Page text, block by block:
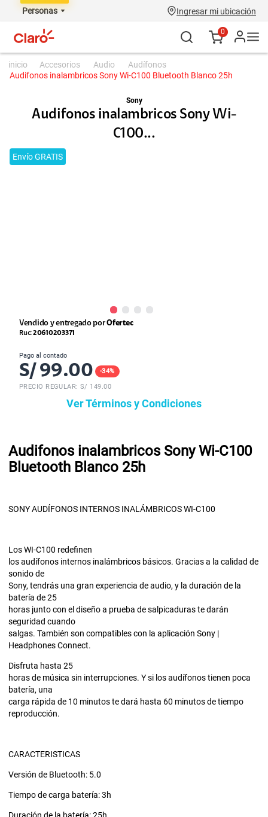
Personas Ingresar mi ubicación
0
accesorios audio
audífonos
Audifonos inalambricos Sony Wi-C100 Bluetooth Blanco 25h
Sony
Audifonos inalambricos Sony Wi-
C100...
Envío GRATIS
Vendido y entregado porOfertec
Ruc:20610203371
Pago al contado
S/ 99.00 -34%
PRECIO REGULAR: S/ 149.00
Ver Términos y Condiciones
Audifonos inalambricos Sony Wi-C100
Bluetooth Blanco 25h
SONY AUDÍFONOS INTERNOS INALÁMBRICOS WI-C100
Los WI-C100 redefinen
los audífonos internos inalámbricos básicos. Gracias a la calidad de
sonido de
Sony, tendrás una gran experiencia de audio, y la duración de la
batería de 25
horas junto con el diseño a prueba de salpicaduras te darán
seguridad cuando
salgas. También son compatibles con la aplicación Sony |
Headphones Connect.
Disfruta hasta 25
horas de música sin interrupciones. Y si los audífonos tienen poca
batería, una
carga rápida de 10 minutos te dará hasta 60 minutos de tiempo
reproducción.
CARACTERISTICAS
Versión de Bluetooth: 5.0
Tiempo de carga batería: 3h